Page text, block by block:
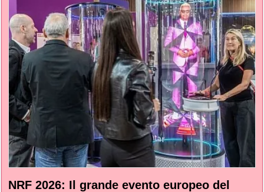
NRF 2026: Il grande evento europeo del